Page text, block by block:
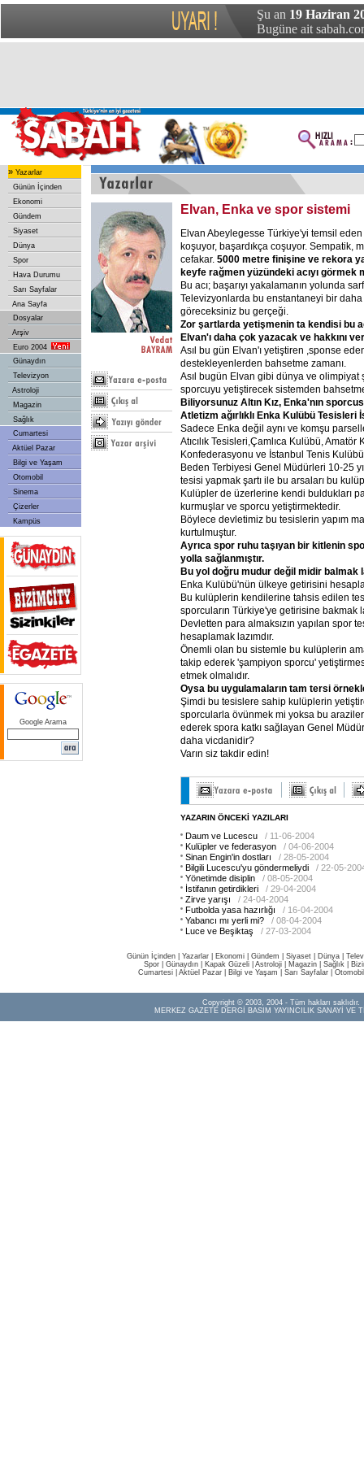
Şu an 19 Haziran
Bugüne ait
» Yazarlar
Günün İçinden
Ekonomi
Gündem
Siyaset
Dünya
Spor
Hava Durumu
Sarı Sayfalar
Ana Sayfa
Dosyalar
Arşiv
Euro 2004
Günaydın
Televizyon
Astroloji
Magazin
Sağlık
Cumartesi
Aktüel Pazar
Bilgi ve Yaşam
Otomobil
Sinema
Çizerler
Kampüs
Google Arama
Elvan, Enka ve spor sistemi
Elvan Abeylegesse Türkiye'yi temsil eden
koşuyor, başardıkça coşuyor. Sempatik,
cefakar. 5000 metre finişine ve rekora
keyfe rağmen yüzündeki acıyı görmek
Bu acı; başarıyı yakalamanın yolunda
Televizyonlarda bu enstantaneyi bir
göreceksiniz bu gerçeği.
Zor şartlarda yetişmenin ta kendisi bu
Elvan'ı daha çok yazacak ve hakkını
Asıl bu gün Elvan'ı yetiştiren ,sponse
destekleyenlerden bahsetme zamanı.
Asıl bugün Elvan gibi dünya ve
sporcuyu yetiştirecek sistemden
Biliyorsunuz Altın Kız, Enka'nın
Atletizm ağırlıklı Enka Kulübü Tesisleri
Sadece Enka değil aynı ve komşu
Atıcılık Tesisleri,Çamlıca Kulübü, Amatör
Konfederasyonu ve İstanbul Tenis
Beden Terbiyesi Genel Müdürleri 10-25
tesisi yapmak şartı ile bu arsaları bu
Kulüpler de üzerlerine kendi buldukları
kurmuşlar ve sporcu yetiştirmektedir.
Böylece devletimiz bu tesislerin yapım
kurtulmuştur.
Ayrıca spor ruhu taşıyan bir kitlenin
yolla sağlanmıştır.
Bu yol doğru mudur değil midir balmak
Enka Kulübü'nün ülkeye getirisini
Bu kulüplerin kendilerine tahsis edilen
sporcuların Türkiye'ye getirisine bakmak
Devletten para almaksızın yapılan spor
hesaplamak lazımdır.
Önemli olan bu sistemle bu kulüplerin
takip ederek 'şampiyon sporcu'
etmek olmalıdır.
Oysa bu uygulamaların tam tersi
Şimdi bu tesislere sahip kulüplerin
sporcularla övünmek mi yoksa bu
ederek spora katkı sağlayan Genel
daha vicdanidir?
Varın siz takdir edin!
YAZARIN ÖNCEKİ YAZILARI
Daum ve Lucescu
/ 11-06-2004
Kulüpler ve federasyon
/ 04-06-2004
Sinan Engin'in dostları
/ 28-05-2004
Bilgili Lucescu'yu göndermeliydi
/ 22-05-
Yönetimde disiplin
/ 08-05-2004
İstifanın getirdikleri
/ 29-04-2004
Zirve yarışı
/ 24-04-2004
Futbolda yasa hazırlığı
/ 16-04-2004
Yabancı mı yerli mi?
/ 08-04-2004
Luce ve Beşiktaş
/ 27-03-2004
Günün İçinden Yazarlar Ekonomi Gündem Siyaset Dünya |
Spor
Günaydın Kapak Güzeli Astroloji Magazin Sağlık
Cumartesi
Aktüel Pazar Bilgi ve Yaşam Sarı Sayfalar Otomobil
Copyright © 2003, 2004 - Tüm hakları saklıdır.
MERKEZ GAZETE DERGİ BASIM YAYINCILIK SANAYİ VE